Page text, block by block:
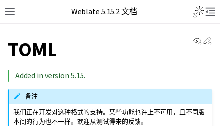
Weblate 5.15.2 文档
TOML
Added in version 5.15.
备注
我们正在开发对这种格式的支持。某些功能也许上不可用，且不同版
本间的行为也不一样。欢迎从测试得来的反馈。